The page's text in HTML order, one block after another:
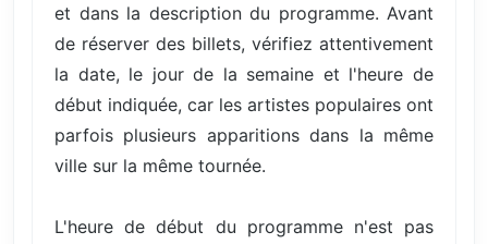
et dans la description du programme. Avant
de réserver des billets, vérifiez attentivement
la date, le jour de la semaine et l'heure de
début indiquée, car les artistes populaires ont
parfois plusieurs apparitions dans la même
ville sur la même tournée.
L'heure de début du programme n'est pas